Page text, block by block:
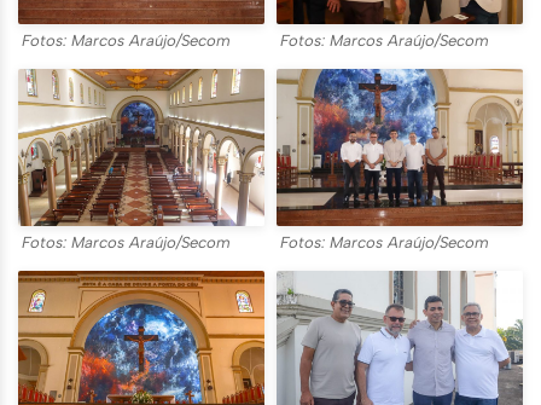
Fotos: Marcos Araújo/Secom Fotos: Marcos Araújo/Secom
Fotos: Marcos Araújo/Secom Fotos: Marcos Araújo/Secom